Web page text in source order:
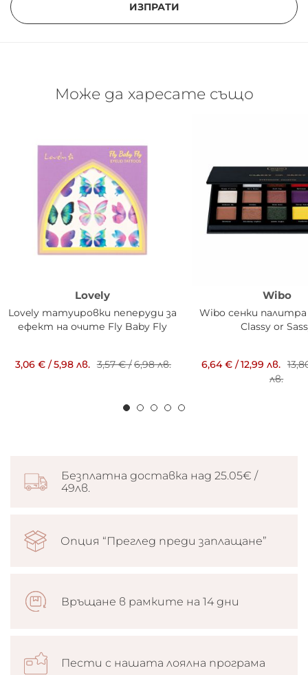
ИЗПРАТИ
Може да харесате също
Lovely
Lovely татуировки пеперуди за
ефект на очите Fly Baby Fly
3,06 €/5,98 лв. 3,57 €/6,98 лв.
Wibo
Wibo сенки
Classy or
6,64 € /12,99 лв.
лв.
Безплатна доставка над 25.05€ /
49лв.
Опция “Преглед преди заплащане”
Връщане в рамките на 14 дни
Пести с нашата лоялна програма